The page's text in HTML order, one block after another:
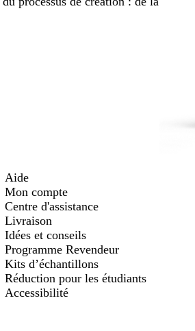
Aide
Mon compte
Centre d'assistance
Livraison
Idées et conseils
Programme Revendeur
Kits d’échantillons
Réduction pour les étudiants
Accessibilité